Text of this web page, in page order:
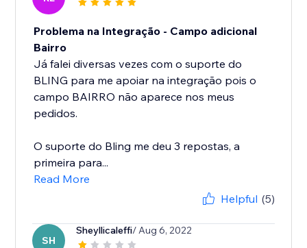
Problema na Integração - Campo adicional
Bairro
Já falei diversas vezes com o suporte do
BLING para me apoiar na integração pois o
campo BAIRRO não aparece nos meus
pedidos.
O suporte do Bling me deu 3 repostas, a
primeira para...
Read More
Helpful (5)
SH
Sheyllicaleffi/ Aug 6, 2022